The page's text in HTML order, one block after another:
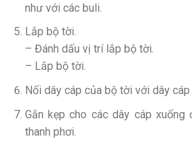
như với các buli.
Lắp bộ tời.
– Đánh dấu vị trí lắp bộ tời.
– Lắp bộ tời.
Nối dây cáp của bộ tời với dây
Gắn kẹp cho các dây cáp
thanh phơi.